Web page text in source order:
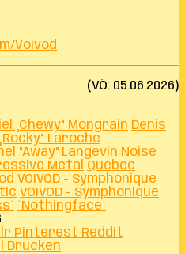
Voivod
(VÖ: 05.06.2026)
„Chewy“ Mongrain Denis
Laroche
"Away" Langevin Noise
Metal Quebec
VOIVOD - Symphonique
VOIVOD - Symphonique
´Nothingface´
Pinterest Reddit
Drucken